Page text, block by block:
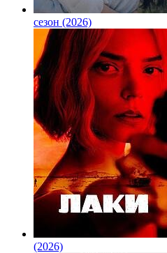
сезон (2026)
(2026)